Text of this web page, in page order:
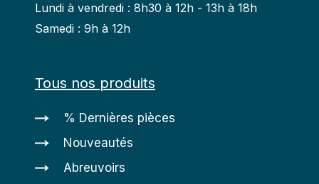
Lundi à vendredi : 8h30 à 12h - 13h à 18h
Samedi : 9h à 12h
Tous nos produits
% Dernières pièces
Nouveautés
Abreuvoirs